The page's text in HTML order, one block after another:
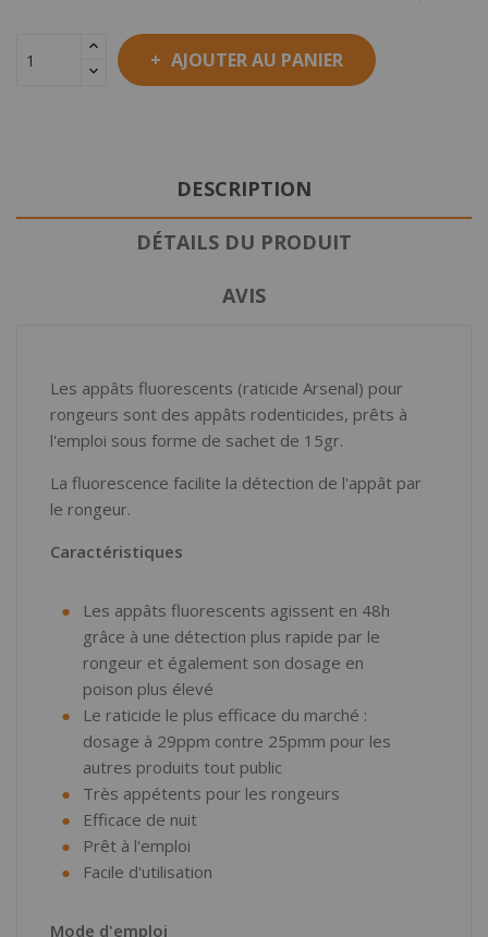
AJOUTER AU PANIER
DESCRIPTION
DÉTAILS DU PRODUIT
AVIS
Les appâts fluorescents (raticide Arsenal) pour
rongeurs sont des appâts rodenticides, prêts à
l'emploi sous forme de sachet de 15gr.
La fluorescence facilite la détection de l'appât par
le rongeur.
Caractéristiques
Les appâts fluorescents agissent en 48h
grâce à une détection plus rapide par le
rongeur et également son dosage en
poison plus élevé
Le raticide le plus efficace du marché :
dosage à 29ppm contre 25pmm pour les
autres produits tout public
Très appétents pour les rongeurs
Efficace de nuit
Prêt à l'emploi
Facile d'utilisation
Mode d'emploi